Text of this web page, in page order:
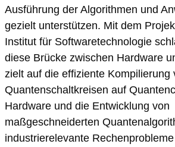
Ausführung der Algorithmen und
gezielt unterstützen. Mit dem
Institut für Softwaretechnologie
diese Brücke zwischen Hardware
zielt auf die effiziente Kompilierung
Quantenschaltkreisen auf
Hardware und die Entwicklung von
maßgeschneiderten
industrierelevante